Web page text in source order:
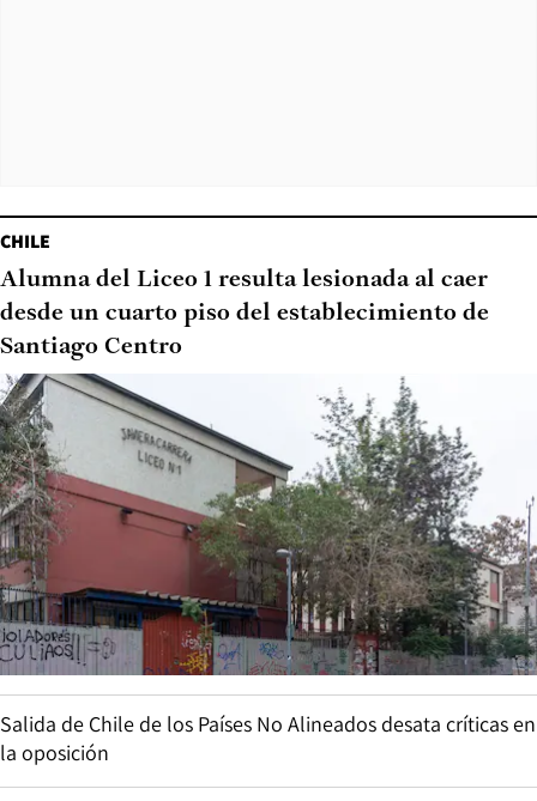
CHILE
Alumna del Liceo 1 resulta lesionada al caer
desde un cuarto piso del establecimiento de
Santiago Centro
Salida de Chile de los Países No Alineados desata críticas en
la oposición